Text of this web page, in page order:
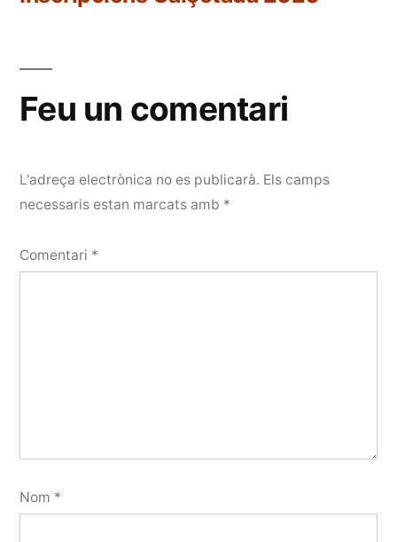
Feu un comentari
L'adreça electrònica no es publicarà. Els camps
necessaris estan marcats amb *
Comentari *
Nom *